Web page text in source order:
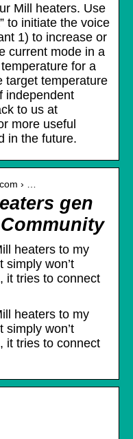
Mill heaters. Use
to initiate the voice
1) to increase or
current mode in a
for a
target temperature
independent
to us at
more useful
in the future.
› …
gen
heaters to my
simply won’t
it tries to connect
heaters to my
simply won’t
it tries to connect